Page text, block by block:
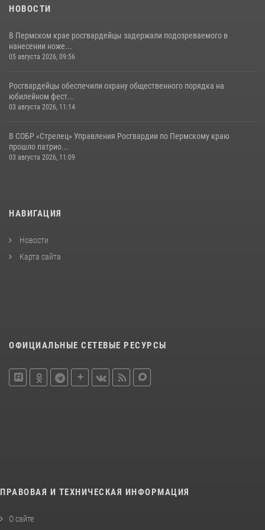
НОВОСТИ
В Пермском крае росгвардейцы задержали подозреваемого в
нанесении ноже...
05 августа 2026, 09:56
Росгвардейцы обеспечили охрану общественного порядка на
юбилейном фест...
03 августа 2026, 11:14
В СОБР «Стрелец» Управления Росгвардии по Пермскому краю
прошло патрио...
03 августа 2026, 11:09
НАВИГАЦИЯ
Новости
Карта сайта
ОФИЦИАЛЬНЫЕ СЕТЕВЫЕ РЕСУРСЫ
ПРАВОВАЯ И ТЕХНИЧЕСКАЯ ИНФОРМАЦИЯ
О сайте